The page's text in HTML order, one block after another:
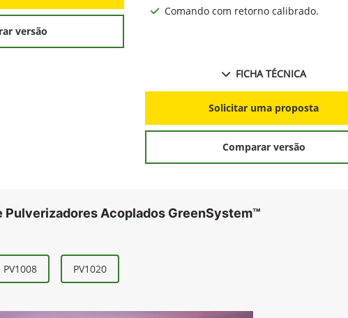
versão
Comando com retorno calibrado.
FICHA TÉCNICA
Solicitar uma proposta
Comparar versão
Pulverizadores Acoplados GreenSystem™
PV1008 PV1020